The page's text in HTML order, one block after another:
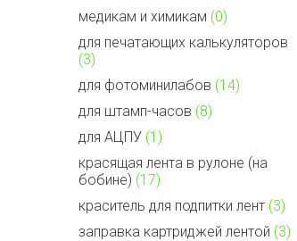
медикам и химикам (0)
для печатающих калькуляторов
(3)
для фотоминилабов (14)
для штамп-часов (8)
для АЦПУ (1)
красящая лента в рулоне (на
бобине) (17)
краситель для подпитки лент (3)
заправка картриджей лентой (3)